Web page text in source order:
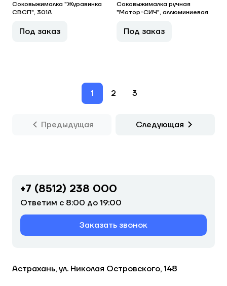
Соковыжималка "Журавинка
СВСП", 301А
Под заказ
Соковыжималка ручная
"Мотор-СИЧ", аллюминиевая
Под заказ
1 2 3
Предыдущая Следующая
+7 (8512) 238 000
Ответим с 8:00 до 19:00
Заказать звонок
Астрахань, ул. Николая Островского, 148